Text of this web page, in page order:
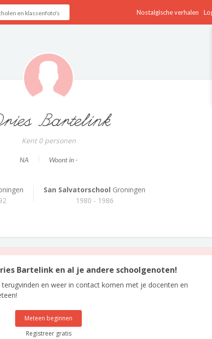
Nostalgische verhalen
Bartelink
Kent 0 personen
NA Woont in -
San Salvatorschool Groningen
1980 - 1986
Bartelink en al je andere schoolgenoten!
terugvinden en weer in contact komen met je docenten en
Meteen beginnen
Registreer gratis